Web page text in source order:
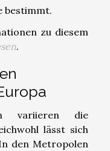
bestimmt.
zu diesem
.
variieren die
lässt sich
den Metropolen